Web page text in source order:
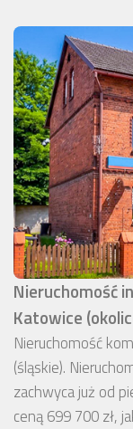
Nieruchomość
Katowice
Nieruchomość
(śląskie).
zachwyca już od
ceną 699 700 zł,